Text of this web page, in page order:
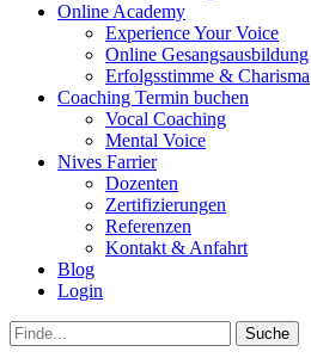
Online Academy
Experience Your Voice
Online Gesangsausbildung
Erfolgsstimme & Charisma
Coaching Termin buchen
Vocal Coaching
Mental Voice
Nives Farrier
Dozenten
Zertifizierungen
Referenzen
Kontakt & Anfahrt
Blog
Login
bei
der
Suche
nach: